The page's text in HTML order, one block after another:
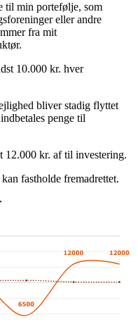
til min portefølje, som
eller andre
fra mit
10.000 kr. hver
bliver stadig flyttet
penge til
12.000 kr. af til investering.
fastholde fremadrettet.